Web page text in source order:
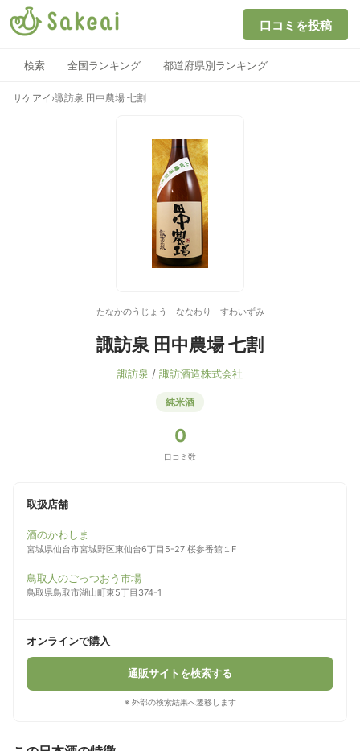
口コミを投稿
検索 全国ランキング 都道府県別ランキング
サケアイ ›諏訪泉 田中農場 七割
たなかのうじょう ななわり すわいずみ
諏訪泉 田中農場 七割
諏訪泉 / 諏訪酒造株式会社
純米酒
0
口コミ数
取扱店舗
酒のかわしま
宮城県仙台市宮城野区東仙台6丁目5-27 桜参番館１F
鳥取人のごっつおう市場
鳥取県鳥取市湖山町東5丁目374-1
オンラインで購入
通販サイトを検索する
※ 外部の検索結果へ遷移します